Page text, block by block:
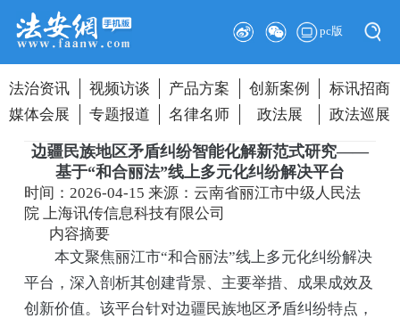
pc版
法治资讯 视频访谈 产品方案 创新案例
标讯招商
媒体会展
专题报道 名律名师 政法展 政法巡展
边疆民族地区矛盾纠纷智能化解新范式研究——
基于“和合丽法”线上多元化纠纷解决平台
时间：2026-04-15来源：云南省丽江市中级人民法
院 上海讯传信息科技有限公司
内容摘要
本文聚焦丽江市“和合丽法”线上多元化纠纷解决
平台，深入剖析其创建背景、主要举措、成果成效及
创新价值。该平台针对边疆民族地区矛盾纠纷特点，